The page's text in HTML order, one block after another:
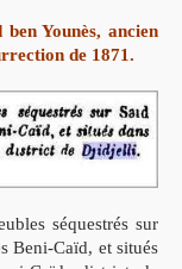
ben Younès, ancien
de 1871.
séquestrés sur
Beni-Caïd, et situés